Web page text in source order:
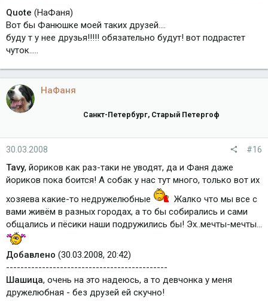
Quote (НаФаня)
Вот бы Фанюшке моей таких друзей....
буду т у нее друзья!!!!! обязательно будут! вот подрастет
чуток.....
НаФаня
Санкт-Петербург, Старый Петергоф
30.03.2008 #16
Tavy, йориков как раз-таки не уводят, да и Фаня даже
йориков пока боится! А собак у нас тут много, только вот их
хозяева какие-то недружелюбные
Жалко что мы все с
вами живём в разных городах, а то бы собирались и сами
общались и пёсики наши подружились бы! Эх..мечты-мечты...
Добавлено (30.03.2008, 20:42)
---------------------------------------------
Шашица, очень на это надеюсь, а то девчонка у меня
дружелюбная - без друзей ей скучно!